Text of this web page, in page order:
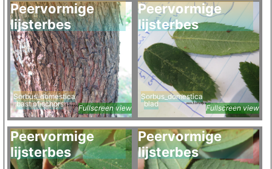
Peervormige
lijsterbes
Sorbus_domestica
bast of schors
Fullscreen view
Peervormige
lijsterbes
Sorbus_domestica
blad
Fullscreen view
Peervormige
lijsterbes
Peervormige
lijsterbes